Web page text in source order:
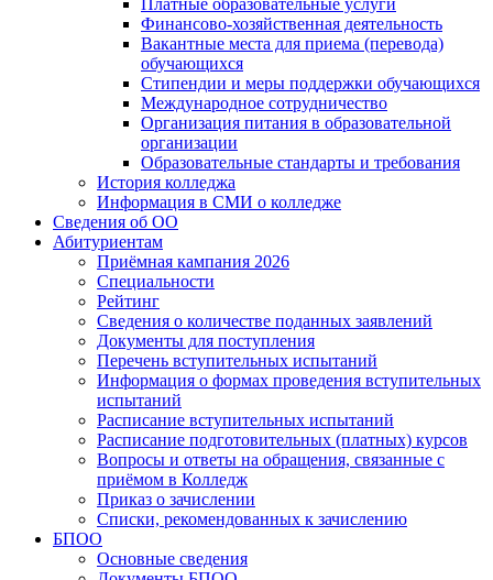
Платные образовательные услуги
Финансово-хозяйственная деятельность
Вакантные места для приема (перевода)
обучающихся
Стипендии и меры поддержки обучающихся
Международное сотрудничество
Организация питания в образовательной
организации
Образовательные стандарты и требования
История колледжа
Информация в СМИ о колледже
Сведения об ОО
Абитуриентам
Приёмная кампания 2026
Специальности
Рейтинг
Сведения о количестве поданных заявлений
Документы для поступления
Перечень вступительных испытаний
Информация о формах проведения вступительных
испытаний
Расписание вступительных испытаний
Расписание подготовительных (платных) курсов
Вопросы и ответы на обращения, связанные с
приёмом в Колледж
Приказ о зачислении
Списки, рекомендованных к зачислению
БПОО
Основные сведения